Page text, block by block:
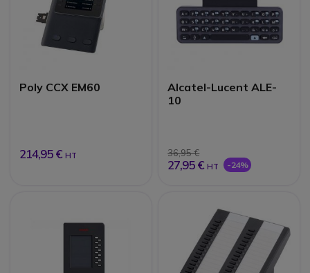
Poly CCX EM60
214,95 € HT
Alcatel-Lucent ALE-
10
36,95 €
27,95 € HT -24%